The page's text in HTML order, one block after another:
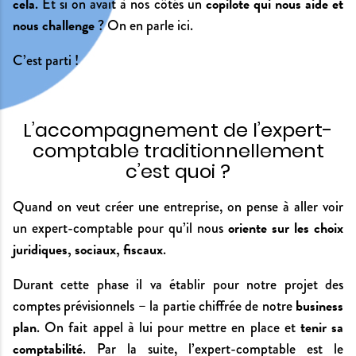
nous challenge? On en parle ici.
C’est parti !
L’accompagnement de l’expert-
comptable traditionnellement
c’est quoi ?
Quand on veut créer une entreprise, on pense à aller voir
un expert-comptable pour qu’il nous oriente sur les choix
juridiques, sociaux, fiscaux.
Durant cette phase il va établir pour notre projet des
comptes prévisionnels – la partie chiffrée de notrebusiness
plan. On fait appel à lui pour mettre en place et tenir sa
comptabilité. Par la suite, l’expert-comptable est le